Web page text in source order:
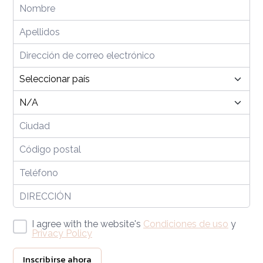
I agree with the website's Condiciones de uso y
Privacy Policy
Inscribirse ahora